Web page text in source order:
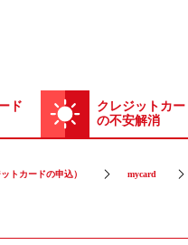
ド
クレジットカー
の不安解消
トカードの申込） mycard